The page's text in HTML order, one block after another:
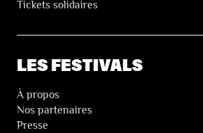
Tickets solidaires
LES FESTIVALS
À propos
Nos partenaires
Presse